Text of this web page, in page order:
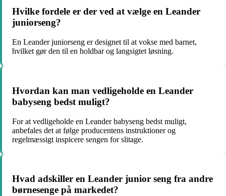
Hvilke fordele er der ved at vælge en Leander
juniorseng?
En Leander juniorseng er designet til at vokse med barnet,
hvilket gør den til en holdbar og langsigtet løsning.
Hvordan kan man vedligeholde en Leander
babyseng bedst muligt?
For at vedligeholde en Leander babyseng bedst muligt,
anbefales det at følge producentens instruktioner og
regelmæssigt inspicere sengen for slitage.
Hvad adskiller en Leander junior seng fra andre
børnesenge på markedet?